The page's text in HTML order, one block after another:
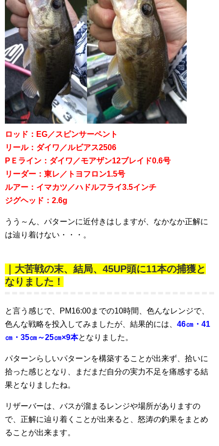
ロッド：EG／スピンサーペント
リール：ダイワ／ルビアス2506
PＥライン：ダイワ／モアザン12ブレイド0.6号
リーダー：東レ／トヨフロン1.5号
ルアー：イマカツ／ハドルフライ3.5インチ
ジグヘッド：2.6g
うう～ん、パターンに近付きはしますが、なかなか正解に
は辿り着けない・・・。
｜大苦戦の末、結局、45UP頭に11本の捕獲と
なりました！
と言う感じで、PM16:00までの10時間、色んなレンジで、
色んな戦略を投入してみましたが、結果的には、 46㎝・41
㎝・35㎝～25㎝×9本となりました。
パターンらしいパターンを構築することが出来ず、拾いに
拾った感じとなり、まだまだ自分の実力不足を痛感する結
果となりましたね。
リザーバーは、バスが溜まるレンジや場所がありますの
で、正解に辿り着くことが出来ると、怒涛の釣果をまとめ
ることが出来ます。